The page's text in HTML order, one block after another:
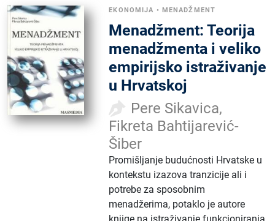
EKONOMIJA • MENADŽMENT
Menadžment: Teorija
menadžmenta i veliko
empirijsko istraživanje
u Hrvatskoj
Pere Sikavica,
Fikreta Bahtijarević-
Šiber
Promišljanje budućnosti Hrvatske u
kontekstu izazova tranzicije ali i
potrebe za sposobnim
menadžerima, potaklo je autore